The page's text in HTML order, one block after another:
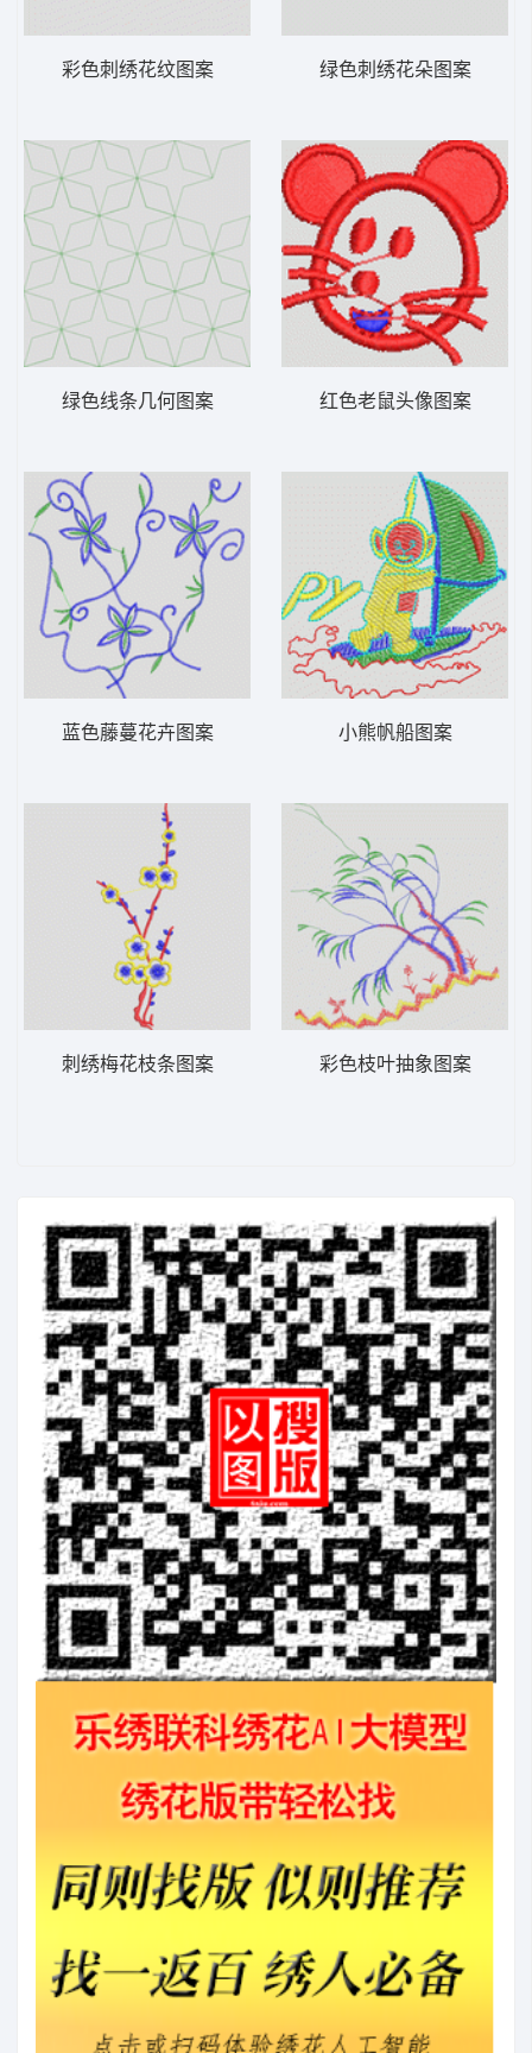
彩色刺绣花纹图案
绿色线条几何图案
蓝色藤蔓花卉图案
刺绣梅花枝条图案
绿色刺绣花朵图案
红色老鼠头像图案
小熊帆船图案
彩色枝叶抽象图案